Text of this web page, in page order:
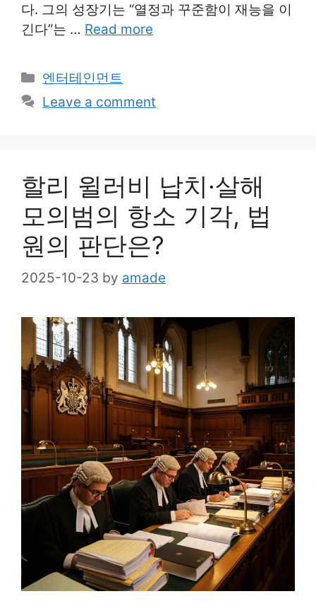
다. 그의 성장기는 “열정과 꾸준함이 재능을 이
긴다”는 … Read more
Categories
엔터테인먼트
Leave a comment
할리 윌러비 납치·살해
모의범의 항소 기각, 법
원의 판단은?
2025-10-23 by amade